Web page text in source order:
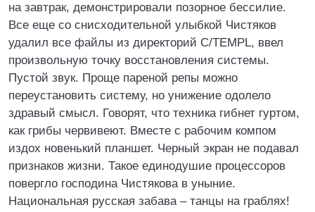
на завтрак, демонстрировали позорное бессилие.
Все еще со снисходительной улыбкой Чистяков
удалил все файлы из директорий C/TEMPL, ввел
произвольную точку восстановления системы.
Пустой звук. Проще пареной репы можно
переустановить систему, но унижение одолело
здравый смысл. Говорят, что техника гибнет гуртом,
как грибы червивеют. Вместе с рабочим компом
издох новенький планшет. Черный экран не подавал
признаков жизни. Такое единодушие процессоров
повергло господина Чистякова в уныние.
Национальная русская забава – танцы на граблях!